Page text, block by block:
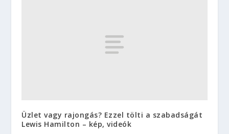
Üzlet vagy rajongás? Ezzel tölti a szabadságát
Lewis Hamilton – kép, videók